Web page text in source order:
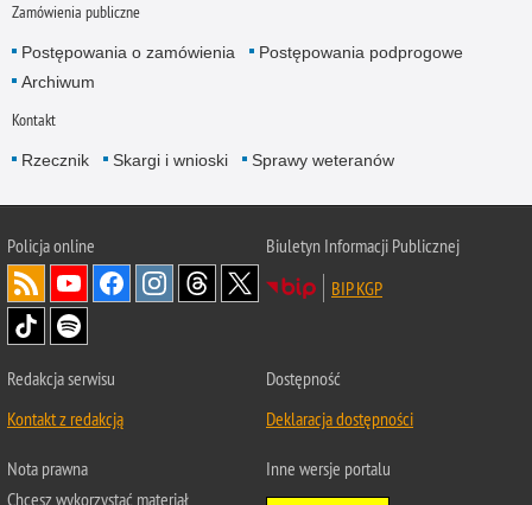
Zamówienia publiczne
Postępowania o zamówienia
Postępowania podprogowe
Archiwum
Kontakt
Rzecznik Skargi i wnioski Sprawy weteranów
Policjaonline
Biuletyn Informacji Publicznej
BIP KGP
Redakcja serwisu
Kontakt z redakcją
Dostępność
Deklaracja dostępności
Nota prawna
Chcesz wykorzystać materiał
Inne wersje portalu